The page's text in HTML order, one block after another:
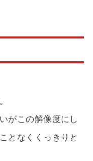
がこの解像度にし
となくくっきりと